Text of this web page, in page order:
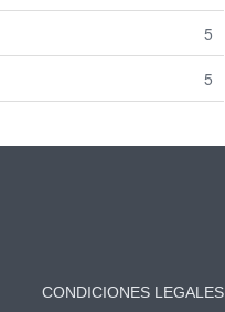
5
5
CONDICIONES LEGALES